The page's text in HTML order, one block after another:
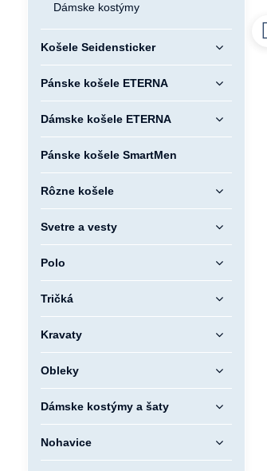
Dámske kostýmy
Košele Seidensticker
Pánske košele ETERNA
Dámske košele ETERNA
Pánske košele SmartMen
Rôzne košele
Svetre a vesty
Polo
Tričká
Kravaty
Obleky
Dámske kostýmy a šaty
Nohavice